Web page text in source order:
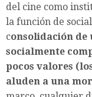
del cine como
la función de
consolidación
socialmente
pocos valores
aluden a una